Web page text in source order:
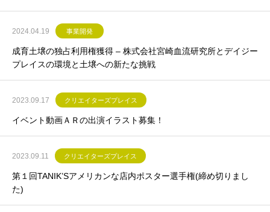
2024.04.19 事業開発
成育土壌の独占利用権獲得 – 株式会社宮崎血流研究所とデイジー
プレイスの環境と土壌への新たな挑戦
2023.09.17 クリエイターズプレイス
イベント動画ＡＲの出演イラスト募集！
2023.09.11 クリエイターズプレイス
第１回TANIK’Sアメリカンな店内ポスター選手権(締め切りまし
た)